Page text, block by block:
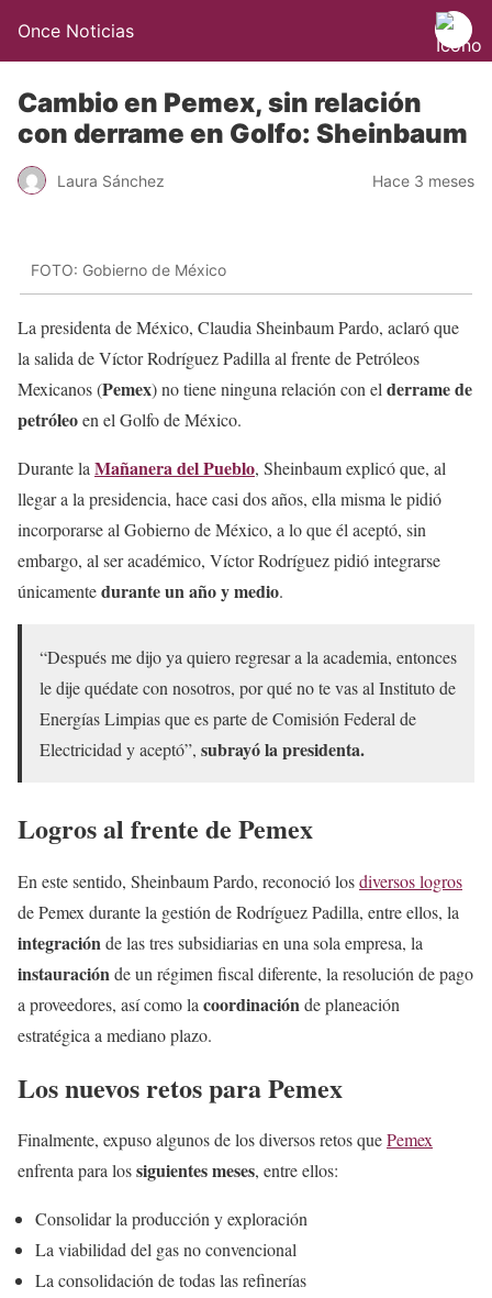
Once Noticias
Cambio en Pemex, sin relación
con derrame en Golfo: Sheinbaum
Laura Sánchez Hace 3 meses
FOTO: Gobierno de México
La presidenta de México, Claudia Sheinbaum Pardo, aclaró que
la salida de Víctor Rodríguez Padilla al frente de Petróleos
Mexicanos (Pemex) no tiene ninguna relación con el derrame de
petróleoen el Golfo de México.
Durante la Mañanera del Pueblo, Sheinbaum explicó que, al
llegar a la presidencia, hace casi dos años, ella misma le pidió
incorporarse al Gobierno de México, a lo que él aceptó, sin
embargo, al ser académico, Víctor Rodríguez pidió integrarse
únicamentedurante un año y medio.
“Después me dijo ya quiero regresar a la academia, entonces
le dije quédate con nosotros, por qué no te vas al Instituto de
Energías Limpias que es parte de Comisión Federal de
Electricidad y aceptó”, subrayó la presidenta.
Logros al frente de Pemex
En este sentido, Sheinbaum Pardo, reconoció losdiversos logros
de Pemex durante la gestión de Rodríguez Padilla, entre ellos, la
integraciónde las tres subsidiarias en una sola empresa, la
instauraciónde un régimen fiscal diferente, la resolución de pago
a proveedores, así como la coordinaciónde planeación
estratégica a mediano plazo.
Los nuevos retos para Pemex
Finalmente, expuso algunos de los diversos retos quePemex
enfrenta para lossiguientes meses, entre ellos:
Consolidar la producción y exploración
La viabilidad del gas no convencional
La consolidación de todas las refinerías